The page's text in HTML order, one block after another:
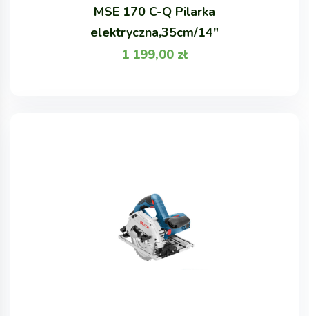
MSE 170 C-Q Pilarka
elektryczna,35cm/14"
1 199,00 zł